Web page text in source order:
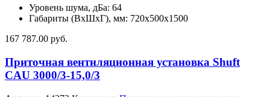
Уровень шума, дБа: 64
Габариты (ВхШхГ), мм: 720х500х1500
167 787.00 руб.
Приточная вентиляционная установка Shuft
CAU 3000/3-15,0/3